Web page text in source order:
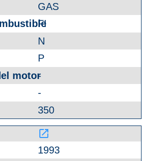
GAS
FI
N
P
-
-
350
launch
1993